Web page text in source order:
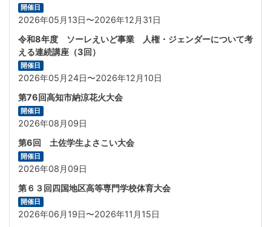
開催日
2026年05月13日〜2026年12月31日
令和8年度 ソーレえいど事業 人権・ジェンダーについて考
える連続講座（3回）
開催日
2026年05月24日〜2026年12月10日
第76回高知市納涼花火大会
開催日
2026年08月09日
第6回 土佐学生よさこい大会
開催日
2026年08月09日
第６３回四国地区高等専門学校体育大会
開催日
2026年06月19日〜2026年11月15日